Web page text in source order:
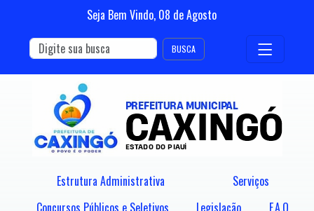
Seja Bem Vindo, 08 deAgosto
BUSCA
Estrutura Administrativa
Serviços
Concursos Públicos e Seletivos
Legislação F.A.Q